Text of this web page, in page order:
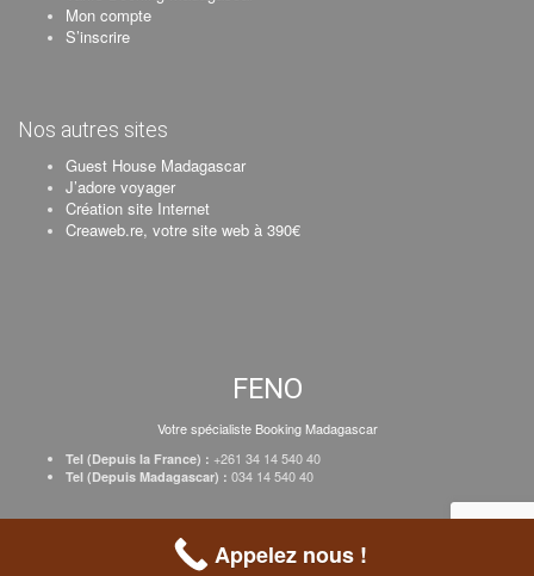
Mon compte
S’inscrire
Nos autres sites
Guest House Madagascar
J’adore voyager
Création site Internet
Creaweb.re, votre site web à 390€
FENO
Votre spécialiste Booking Madagascar
Tel (Depuis la France) : +261 34 14 540 40
Tel (Depuis Madagascar) : 034 14 540 40
Inscrire votre établissement
Appelez nous !